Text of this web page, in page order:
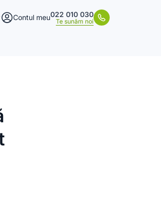
Contul meu022 010 030
Te sunăm noi